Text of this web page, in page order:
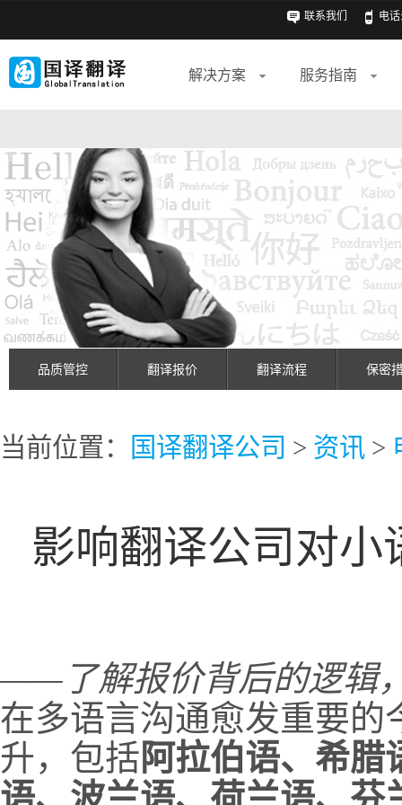
联系我们 电话
解决方案 服务指南
品质管控 翻译报价 翻译流程 保密
当前位置： 国译翻译公司 > 资讯 >
影响翻译公司对
——了解报价背后的逻辑
在多语言沟通愈发重要的
升，包括阿拉伯语、希